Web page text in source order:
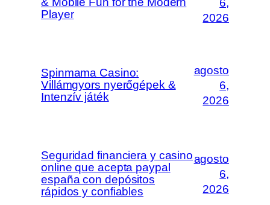
Player
6,
2026
Spinmama Casino:
Villámgyors nyerőgépek &
Intenzív játék
agosto
6,
2026
Seguridad financiera y casino
online que acepta paypal
españa con depósitos
rápidos y confiables
agosto
6,
2026